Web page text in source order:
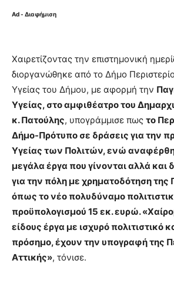
Ad - Διαφήμιση
Χαιρετίζοντας την επιστημονική
διοργανώθηκε από το Δήμο
Υγείας του Δήμου, με αφορμή την
Υγείας, στο αμφιθέατρο του
κ. Πατούλης, υπογράμμισε πως το
Δήμο-Πρότυπο σε δράσεις για την
Υγείας των Πολιτών, ενώ
μεγάλα έργα που γίνονται αλλά και
για την πόλη με χρηματοδότηση της
όπως το νέο πολυδύναμο
προϋπολογισμού 15 εκ. ευρώ.
είδους έργα με ισχυρό πολιτιστικό
πρόσημο, έχουν την υπογραφή της
Αττικής», τόνισε.